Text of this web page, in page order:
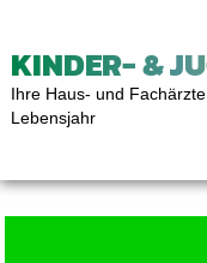
KINDER- &
Ihre Haus- und
Lebensjahr